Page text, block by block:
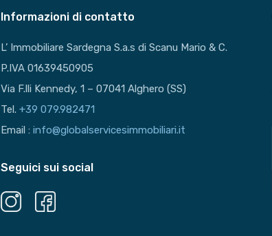
Informazioni di contatto
L’ Immobiliare Sardegna S.a.s di Scanu Mario & C.
P.IVA 01639450905
Via F.lli Kennedy, 1 – 07041 Alghero (SS)
Tel.+39 079.982471
Email :info@globalservicesimmobiliari.it
Seguici sui social